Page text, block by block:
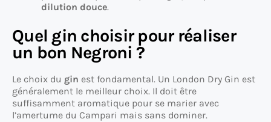
dilution douce.
Quel gin choisir pour réaliser
un bon Negroni ?
Le choix du gin est fondamental. Un London Dry Gin est
généralement le meilleur choix. Il doit être
suffisamment aromatique pour se marier avec
l’amertume du Campari mais sans dominer.